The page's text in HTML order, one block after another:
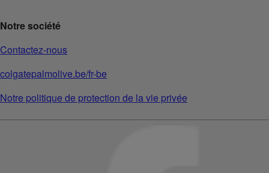
Notre société
Contactez-nous
colgatepalmolive.be/fr-be
Notre politique de protection de la vie privée